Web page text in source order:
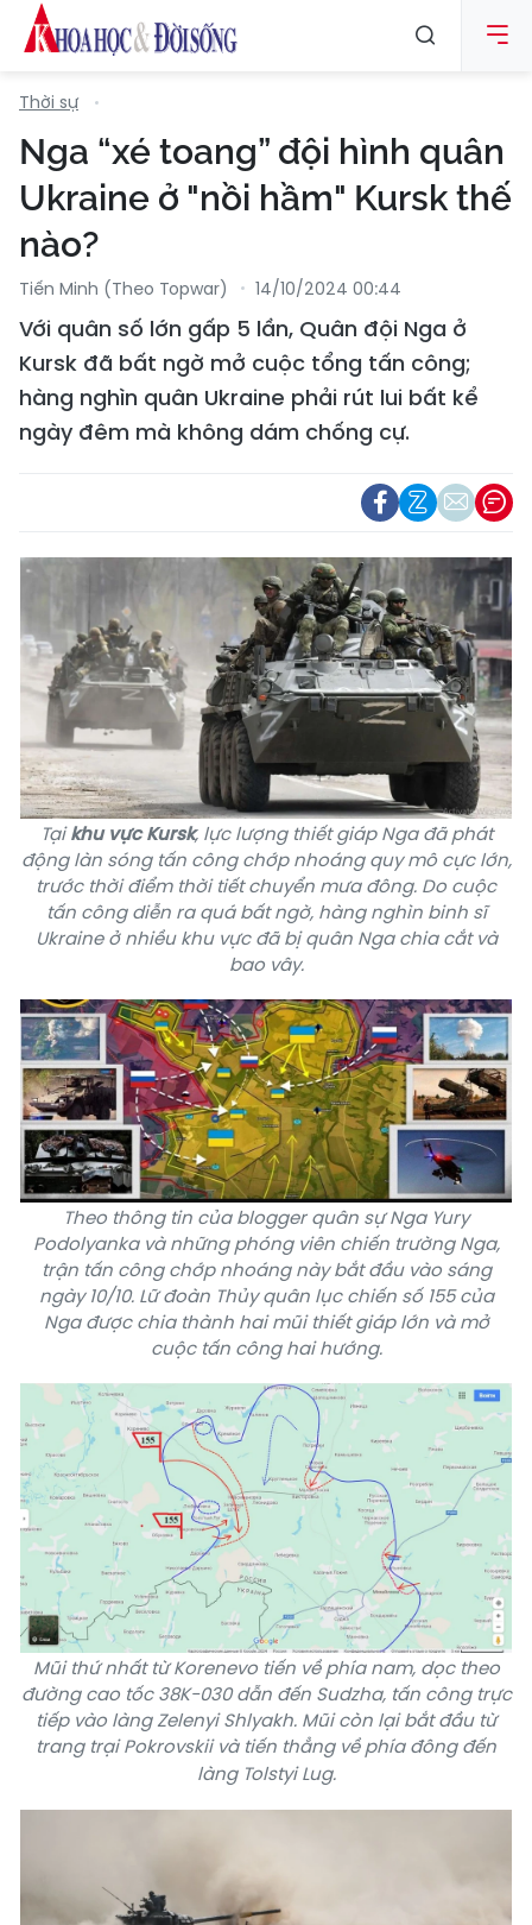
Thời sự
Nga “xé toang” đội hình quân
Ukraine ở "nồi hầm" Kursk thế
nào?
Tiến Minh (Theo Topwar) 14/10/2024 00:44
Với quân số lớn gấp 5 lần, Quân đội Nga ở
Kursk đã bất ngờ mở cuộc tổng tấn công;
hàng nghìn quân Ukraine phải rút lui bất kể
ngày đêm mà không dám chống cự.
Tạikhu vực Kursk, lực lượng thiết giáp Nga đã phát
động làn sóng tấn công chớp nhoáng quy mô cực lớn,
trước thời điểm thời tiết chuyển mưa đông. Do cuộc
tấn công diễn ra quá bất ngờ, hàng nghìn binh sĩ
Ukraineở nhiều khu vực đã bị quân Nga chia cắt và
bao vây.
Theo thông tin của blogger quân sự Nga Yury
Podolyanka và những phóng viên chiến trường Nga,
trận tấn công chớp nhoáng này bắt đầu vào sáng
ngày 10/10. Lữ đoàn Thủy quân lục chiến số 155 của
Nga được chia thành hai mũi thiết giáp lớn và mở
cuộc tấn công hai hướng.
Mũi thứ nhất từ Korenevo tiến về phía nam, dọc theo
đường cao tốc 38K-030 dẫn đến Sudzha, tấn công trực
tiếp vào làng Zelenyi Shlyakh. Mũi còn lại bắt đầu từ
trang trại Pokrovskii và tiến thẳng về phía đông đến
làng Tolstyi Lug.